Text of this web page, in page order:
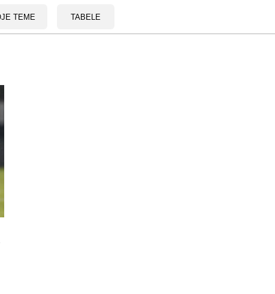
TEME TABELE